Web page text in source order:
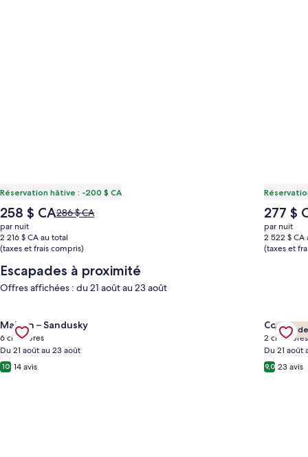
Réservation hâtive : -200 $ CA
Le
prix
est
de
258 $ CALe
était
de 286 $ CA,
plus
de
le
ordinaire.
286 $ CA
par nuit
2 216 $ CA au total
(taxes et frais compris)
Le
prix
est
de
277 $
par nuit
2 522 $ CA
(taxes et
Escapades à proximité
Offres affichées : du 21 août au 23 août
Gallery
Carousel
Maison – Sandusky
6 chambres
Du 21 août au 23 août
10 14 avis
Gallery
Hôte
Cottage
2 chambres
Du 21 août
9,0 23 avis